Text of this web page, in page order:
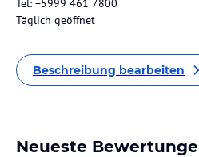
Tel: +5999 461 7800
Täglich geöffnet
Beschreibung bearbeiten
Neueste